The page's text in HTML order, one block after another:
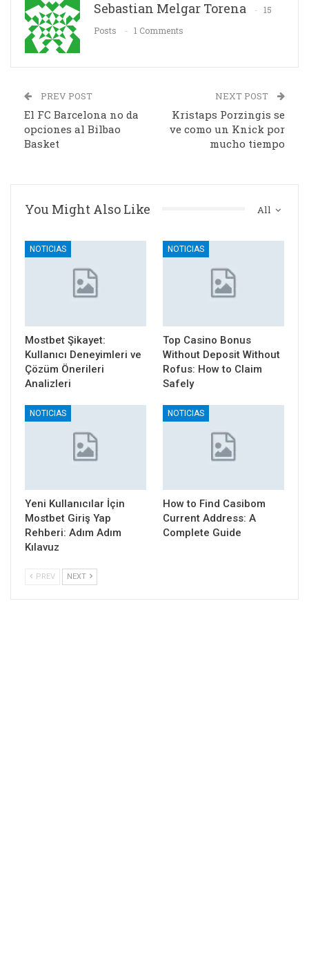
Sebastian Melgar Torena
15
Posts
1 Comments
PREV POST
El FC Barcelona no da
opciones al Bilbao
Basket
NEXT POST
Kristaps Porzingis se
ve como un Knick por
mucho tiempo
All
You Might Also Like
NOTICIAS
Mostbet Şikayet:
Kullanıcı Deneyimleri ve
Çözüm Önerileri
Analizleri
NOTICIAS
Top Casino Bonus
Without Deposit Without
Rofus: How to Claim
Safely
NOTICIAS
Yeni Kullanıcılar İçin
Mostbet Giriş Yap
Rehberi: Adım Adım
Kılavuz
NOTICIAS
How to Find Casibom
Current Address: A
Complete Guide
PREV NEXT